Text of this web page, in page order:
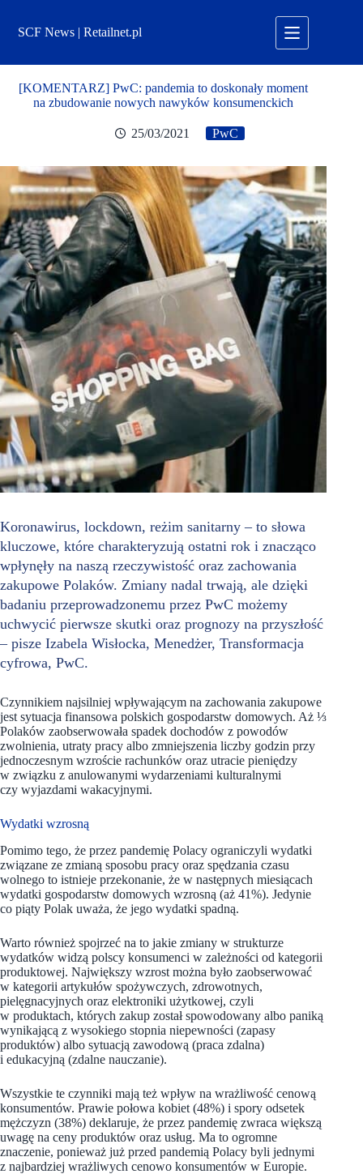
treściSCF News | Retailnet.pl
[KOMENTARZ] PwC: pandemia to doskonały moment
na zbudowanie nowych nawyków konsumenckich
25/03/2021 PwC
Koronawirus, lockdown, reżim sanitarny – to słowa
kluczowe, które charakteryzują ostatni rok i znacząco
wpłynęły na naszą rzeczywistość oraz zachowania
zakupowe Polaków. Zmiany nadal trwają, ale dzięki
badaniu przeprowadzonemu przez PwC możemy
uchwycić pierwsze skutki oraz prognozy na przyszłość
– pisze Izabela Wisłocka, Menedżer, Transformacja
cyfrowa, PwC.
Czynnikiem najsilniej wpływającym na zachowania zakupowe
jest sytuacja finansowa polskich gospodarstw domowych. Aż ⅓
Polaków zaobserwowała spadek dochodów z powodów
zwolnienia, utraty pracy albo zmniejszenia liczby godzin przy
jednoczesnym wzroście rachunków oraz utracie pieniędzy
w związku z anulowanymi wydarzeniami kulturalnymi
czy wyjazdami wakacyjnymi.
Wydatki wzrosną
Pomimo tego, że przez pandemię Polacy ograniczyli wydatki
związane ze zmianą sposobu pracy oraz spędzania czasu
wolnego to istnieje przekonanie, że w następnych miesiącach
wydatki gospodarstw domowych wzrosną (aż 41%). Jedynie
co piąty Polak uważa, że jego wydatki spadną.
Warto również spojrzeć na to jakie zmiany w strukturze
wydatków widzą polscy konsumenci w zależności od kategorii
produktowej. Największy wzrost można było zaobserwować
w kategorii artykułów spożywczych, zdrowotnych,
pielęgnacyjnych oraz elektroniki użytkowej, czyli
w produktach, których zakup został spowodowany albo paniką
wynikającą z wysokiego stopnia niepewności (zapasy
produktów) albo sytuacją zawodową (praca zdalna)
i edukacyjną (zdalne nauczanie).
Wszystkie te czynniki mają też wpływ na wrażliwość cenową
konsumentów. Prawie połowa kobiet (48%) i spory odsetek
mężczyzn (38%) deklaruje, że przez pandemię zwraca większą
uwagę na ceny produktów oraz usług. Ma to ogromne
znaczenie, ponieważ już przed pandemią Polacy byli jednymi
z najbardziej wrażliwych cenowo konsumentów w Europie.